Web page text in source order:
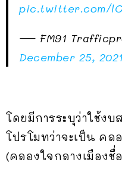
pic.twitter.com/
— FM91
December 25, 2021
โดยมีการระบุว่าใช้ง
โปรโมทว่าจะเป็น คล
(คลองใจกลางเมืองชื่